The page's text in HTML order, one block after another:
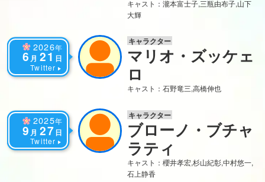
キャスト：瀧本富士子,三瓶由布子,山下
大輝
2026年
6 月 21 日
Twitter
キャラクター
マリオ・ズッケェ
ロ
キャスト：石野竜三,高橋伸也
2025年
9 月 27 日
Twitter
キャラクター
ブローノ・ブチャ
ラティ
キャスト：櫻井孝宏,杉山紀彰,中村悠一,
石上静香